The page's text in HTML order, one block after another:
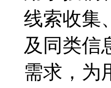
线索收集
及同类信
需求，为